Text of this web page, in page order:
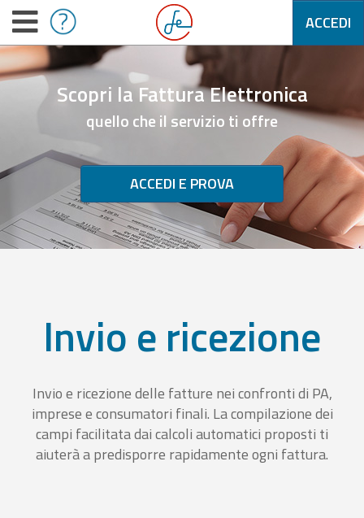
ACCEDI
Scopri la Fattura Elettronica
quello che il servizio ti offre
ACCEDI E PROVA
Invio e ricezione
Invio e ricezione delle fatture nei confronti di PA,
imprese e consumatori finali. La compilazione dei
campi facilitata dai calcoli automatici proposti ti
aiuterà a predisporre rapidamente ogni fattura.